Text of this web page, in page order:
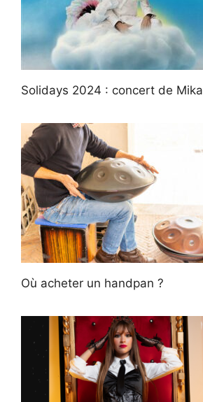
Solidays 2024 : concert de Mika
Où acheter un handpan ?